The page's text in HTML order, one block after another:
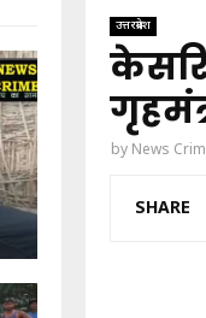
उत्तरप्रदेश
by News
SHARE